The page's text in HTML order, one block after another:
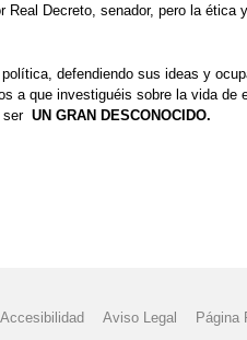
Decreto, senador, pero la
defendiendo sus ideas y
que investiguéis sobre la vida
ser UN GRAN DESCONOCIDO.
Accesibilidad Aviso Legal Página